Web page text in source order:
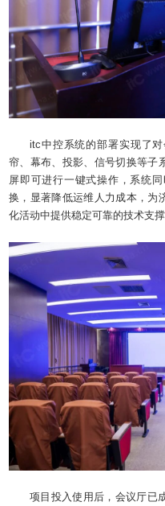
itc中控系统的部署实现了
帘、幕布、投影、信号切换等子
屏即可进行一键式操作，系统
换，显著降低运维人力成本，为
化活动中提供稳定可靠的技术支撑
项目投入使用后，会议厅已